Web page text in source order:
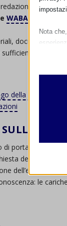
i
eWABA
documenti,
citare le
della SAM?
di portata
del
dell’evento. In
le
Nota
I
_ga
Altri